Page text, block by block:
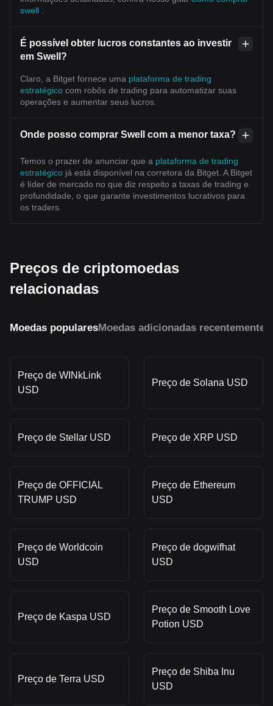
swell
É possível obter lucros constantes ao investir
em Swell?
Claro, a Bitget fornece uma plataforma de trading
estratégico com robôs de trading para automatizar suas
operações e aumentar seus lucros.
Onde posso comprar Swell com a menor taxa?
Temos o prazer de anunciar que a plataforma de trading
estratégico já está disponível na corretora da Bitget. A Bitget
é líder de mercado no que diz respeito a taxas de trading e
profundidade, o que garante investimentos lucrativos para
os traders.
Preços de criptomoedas
relacionadas
Moedas popularesMoedas adicionadas recentemente
Preço de WINkLink
USD
Preço de Solana USD
Preço de Stellar USD Preço de XRP USD
Preço de OFFICIAL
TRUMP USD
Preço de Ethereum
USD
Preço de Worldcoin
USD
Preço de dogwifhat
USD
Preço de Kaspa USD
Preço de Smooth Love
Potion USD
Preço de Terra USD
Preço de Shiba Inu
USD